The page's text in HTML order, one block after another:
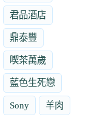
君品酒店
鼎泰豐
喫茶萬歲
藍色生死戀
Sony 羊肉